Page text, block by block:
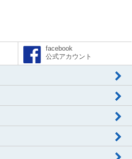
facebook
公式アカウント